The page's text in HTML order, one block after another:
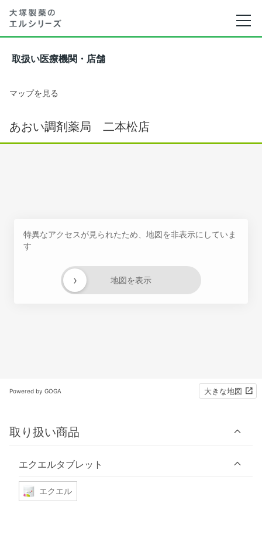
取扱い医療機関・店舗
マップを見る
あおい調剤薬局 二本松店
特異なアクセスが見られたため、地図を非表示にしていま
す
地図を表示
›
Powered by GOGA 大きな地図
取り扱い商品
エクエルタブレット
エクエル